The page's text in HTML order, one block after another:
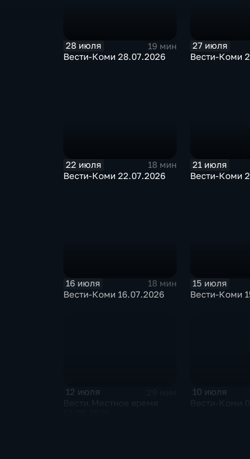
28 июля
19 мин
Вести-Коми 28.07.2026
27 июля
Вести-Коми
22 июля
18 мин
Вести-Коми 22.07.2026
21 июля
Вести-Коми
16 июля
18 мин
Вести-Коми 16.07.2026
15 июля
Вести-Коми
12 июля 10 июля